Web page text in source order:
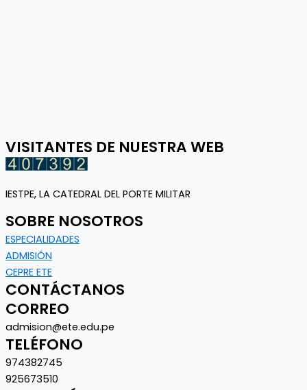
VISITANTES DE NUESTRA WEB
IESTPE, LA CATEDRAL DEL PORTE MILITAR
SOBRE NOSOTROS
ESPECIALIDADES
ADMISIÓN
CEPRE ETE
CONTÁCTANOS
CORREO
admision@ete.edu.pe
TELÉFONO
974382745
925673510